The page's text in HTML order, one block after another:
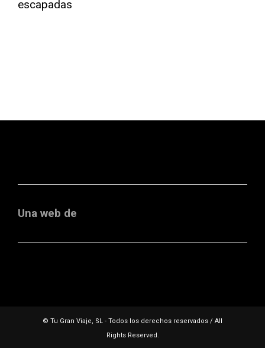
Una web de
© Tu Gran Viaje, SL - Todos los derechos reservados / All
Rights Reserved.